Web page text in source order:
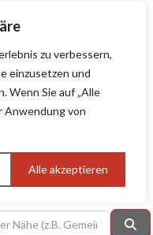
zu verbessern,
einzusetzen und
Wenn Sie auf „Alle
Anwendung von
Alle akzeptieren
die mit dem DIAMANT,
"Bauherrenhilfe.org-
(z.B. Gemeinde Baden)